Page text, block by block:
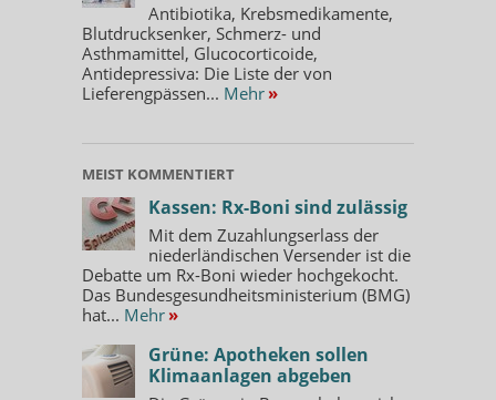
Antibiotika, Krebsmedikamente,
Blutdrucksenker, Schmerz- und
Asthmamittel, Glucocorticoide,
Antidepressiva: Die Liste der von
Lieferengpässen... Mehr »
MEIST KOMMENTIERT
Kassen: Rx-Boni sind zulässig
Mit dem Zuzahlungserlass der
niederländischen Versender ist die
Debatte um Rx-Boni wieder hochgekocht.
Das Bundesgesundheitsministerium (BMG)
hat... Mehr »
Grüne: Apotheken sollen
Klimaanlagen abgeben